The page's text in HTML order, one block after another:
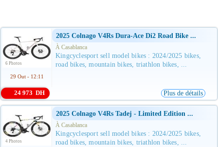
6 Photos
29 Out - 12:11
2025 Colnago V4Rs Dura-Ace Di2 Road Bike ...
À Casablanca
Kingcyclesport sell model bikes : 2024/2025 bikes,
road bikes, mountain bikes, triathlon bikes, ...
24 973 DH Plus de détails
4 Photos
2025 Colnago V4Rs Tadej - Limited Edition ...
À Casablanca
Kingcyclesport sell model bikes : 2024/2025 bikes,
road bikes, mountain bikes, triathlon bikes, ...